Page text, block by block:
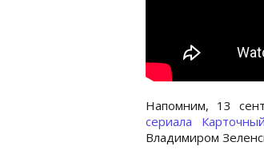
Напомним, 13
сериала
Владимиром